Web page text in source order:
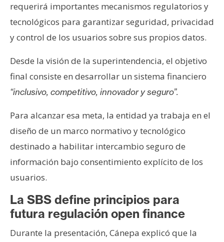
requerirá importantes mecanismos regulatorios y
tecnológicos para garantizar seguridad, privacidad
y control de los usuarios sobre sus propios datos.
Desde la visión de la superintendencia, el objetivo
final consiste en desarrollar un sistema financiero
“inclusivo, competitivo, innovador y seguro”.
Para alcanzar esa meta, la entidad ya trabaja en el
diseño de un marco normativo y tecnológico
destinado a habilitar intercambio seguro de
información bajo consentimiento explícito de los
usuarios.
La SBS define principios para
futura regulación open finance
Durante la presentación, Cánepa explicó que la